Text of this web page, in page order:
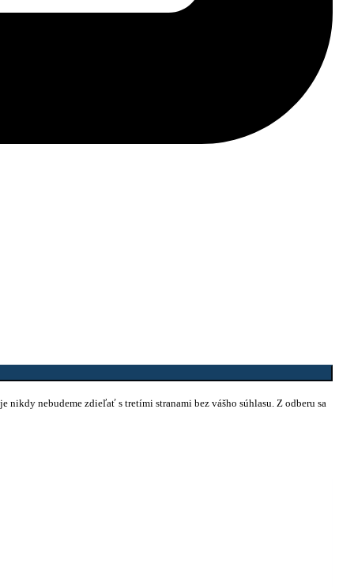
nikdy nebudeme zdieľať s tretími stranami bez vášho súhlasu. Z odberu sa